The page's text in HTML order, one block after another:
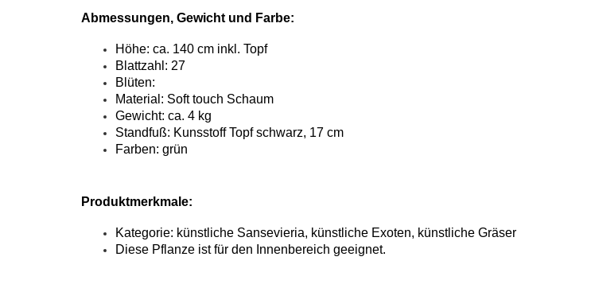
Abmessungen, Gewicht und Farbe:
Höhe: ca. 140 cm inkl. Topf
Blattzahl: 27
Blüten:
Material: Soft touch Schaum
Gewicht: ca. 4 kg
Standfuß: Kunsstoff Topf schwarz, 17 cm
Farben: grün
Produktmerkmale:
Kategorie: künstliche Sansevieria, künstliche Exoten, künstliche Gräser
Diese Pflanze ist für den Innenbereich geeignet.